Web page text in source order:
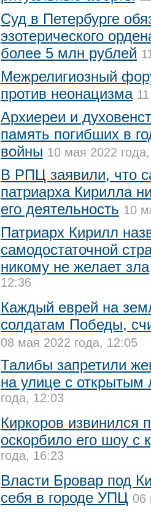
Суд в Петербурге
эзотерического
более 5 млн рублей
Межрелигиозный
против неонацизма
Архиереи и
память погибших в
войны 10 мая 2022
В РПЦ заявили, что
патриарха Кирилла
его деятельность 10
Патриарх Кирилл
самодостаточной
никому не желает зла
12:36
Каждый еврей на
солдатам Победы,
08 мая 2022 года, 12:05
Талибы запретили
на улице с открытым
года, 12:03
Киркоров извинился
оскорбило его шоу с
года, 16:23
Власти Бровар под
себя в городе УПЦ 06